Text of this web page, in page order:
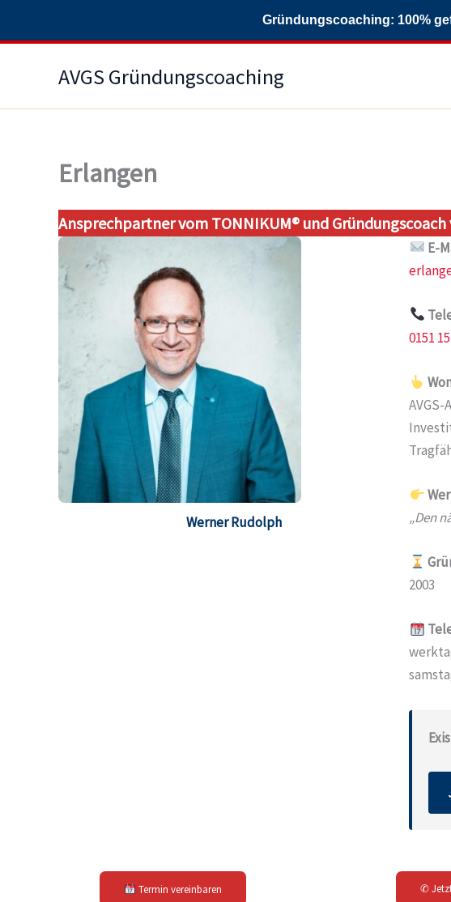
Gründungscoaching: 100%
AVGS Gründungscoaching
Erlangen
Ansprechpartner vom TONNIKUM® und
Werner Rudolph
E-
0151
„Den
2003
Termin vereinbaren ✆